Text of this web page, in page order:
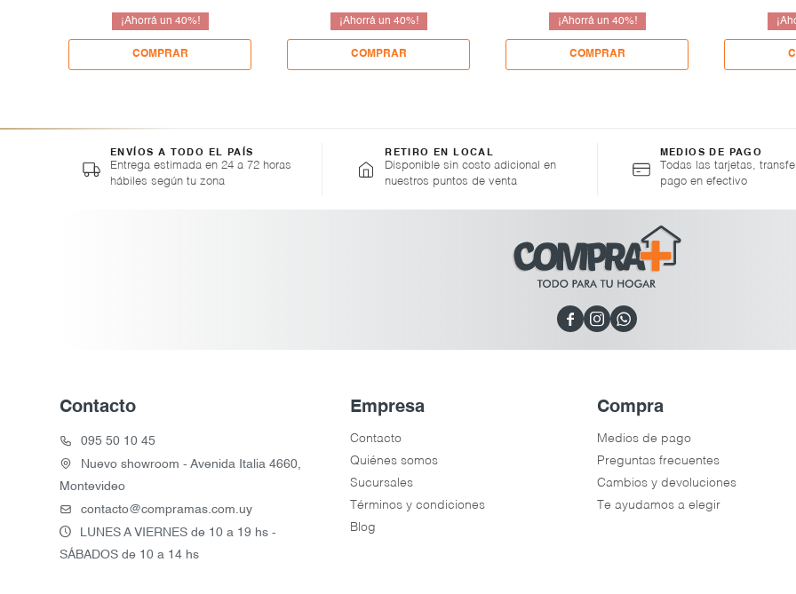
40 40 40
ENVÍOS A TODO EL PAÍS
Entrega estimada en 24 a 72 horas
hábiles según tu zona
RETIRO EN LOCAL
Disponible sin costo adicional en
nuestros puntos de venta
MEDIOS DE PAGO
Todas las tarjetas,
pago en efectivo
  
Contacto
095 50 10 45
Nuevo showroom - Avenida Italia 4660,
Montevideo
contacto@compramas.com.uy
LUNES A VIERNES de 10 a 19 hs -
SÁBADOS de 10 a 14 hs
Empresa
Contacto
Quiénes somos
Sucursales
Términos y condiciones
Blog
Compra
Medios de pago
Preguntas frecuentes
Cambios y devoluciones
Te ayudamos a elegir